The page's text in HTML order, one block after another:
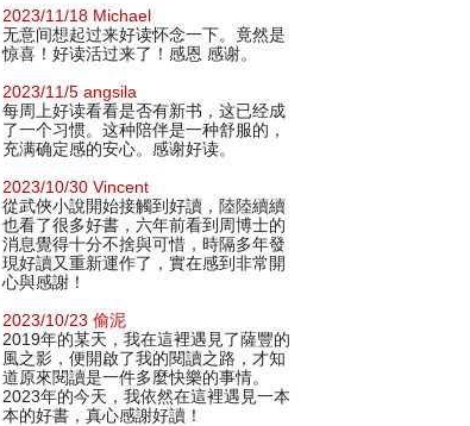
2023/11/18 Michael
无意间想起过来好读怀念一下。竟然是
惊喜！好读活过来了！感恩 感谢。
2023/11/5 angsila
每周上好读看看是否有新书，这已经成
了一个习惯。这种陪伴是一种舒服的，
充满确定感的安心。感谢好读。
2023/10/30 Vincent
從武俠小說開始接觸到好讀，陸陸續續
也看了很多好書，六年前看到周博士的
消息覺得十分不捨與可惜，時隔多年發
現好讀又重新運作了，實在感到非常開
心與感謝！
2023/10/23 偷泥
2019年的某天，我在這裡遇見了薩豐的
風之影，便開啟了我的閱讀之路，才知
道原來閱讀是一件多麼快樂的事情。
2023年的今天，我依然在這裡遇見一本
本的好書，真心感謝好讀！